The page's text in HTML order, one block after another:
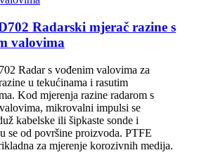
Radarski mjerač razine s
valovima
Radar s vođenim valovima za
u tekućinama i rasutim
Kod mjerenja razine radarom s
mikrovalni impulsi se
kabelske ili šipkaste sonde i
se od površine proizvoda. PTFE
za mjerenje korozivnih medija.